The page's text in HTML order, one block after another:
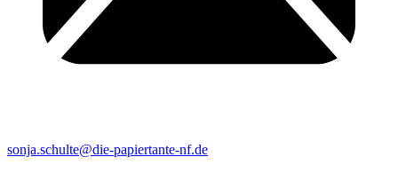
sonja.schulte@die-papiertante-nf.de